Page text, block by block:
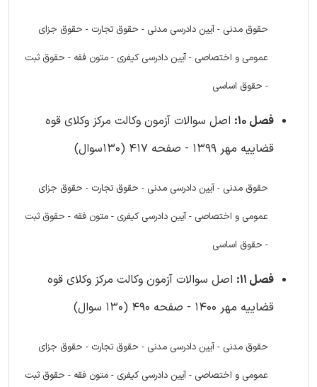
حقوق مدنی - آیین دادرسی مدنی - حقوق تجارت - حقوق جزای
عمومی و اختصاصی - آیین دادرسی کیفری - متون فقه - حقوق ثبت
- حقوق اساسی
فصل 10:
اصل سوالات آزمون وکالت مرکز وکلای قوه
قضاییه مهر 1399 - صفحه 417 (130سوال)
حقوق مدنی - آیین دادرسی مدنی - حقوق تجارت - حقوق جزای
عمومی و اختصاصی - آیین دادرسی کیفری - متون فقه - حقوق ثبت
- حقوق اساسی
فصل 11:
اصل سوالات آزمون وکالت مرکز وکلای قوه
قضاییه مهر 1400 - صفحه 490 (130 سوال)
حقوق مدنی - آیین دادرسی مدنی - حقوق تجارت - حقوق جزای
عمومی و اختصاصی - آیین دادرسی کیفری - متون فقه - حقوق ثبت